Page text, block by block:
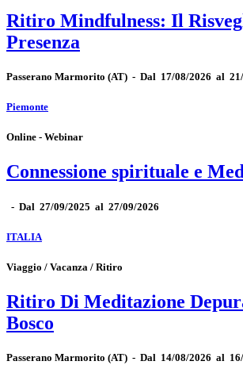
Ritiro Mindfulness: Il
Presenza
Passerano Marmorito (AT) - Dal 17/08/2026 al
Piemonte
Online - Webinar
Connessione spirituale e
- Dal 27/09/2025 al 27/09/2026
ITALIA
Viaggio / Vacanza / Ritiro
Ritiro Di Meditazione
Bosco
Passerano Marmorito (AT) - Dal 14/08/2026 al